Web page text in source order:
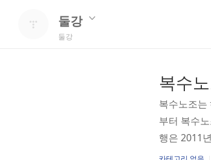
둘강
둘강
복수
복수노조는
부터 복수
행은 2011
다른 이해